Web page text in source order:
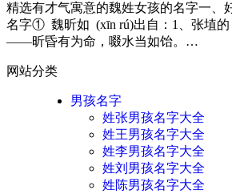
精选有才气寓意的魏姓女孩的名字一、
名字① 魏昕如 (xīn rú)出自：1、张埴的
——昕昏有为命，啜水当如饴。…
网站分类
男孩名字
姓张男孩名字大全
姓王男孩名字大全
姓李男孩名字大全
姓刘男孩名字大全
姓陈男孩名字大全